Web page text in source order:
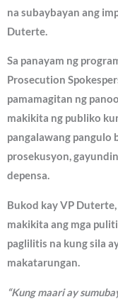
na subaybayan ang
Duterte.
Sa panayam ng
Prosecution
pamamagitan ng
makikita ng publiko
pangalawang pangulo
prosekusyon,
depensa.
Bukod kay VP
makikita ang mga
paglilitis na kung sila
makatarungan.
“Kung maari ay